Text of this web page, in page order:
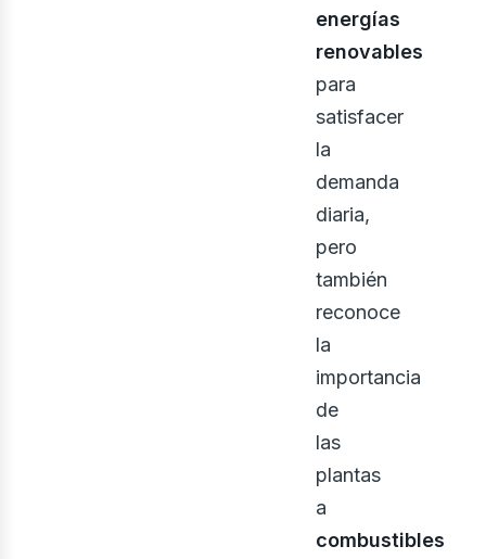
energías
renovables
para
satisfacer
la
demanda
diaria,
pero
también
reconoce
la
importancia
de
las
plantas
a
combustibles